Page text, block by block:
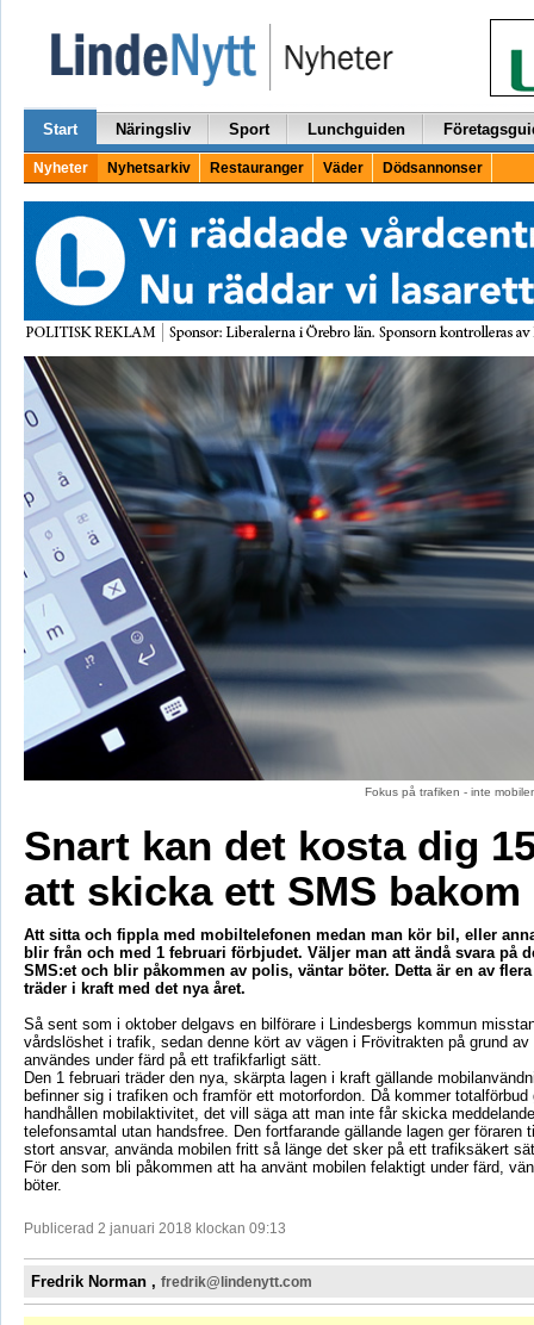
Start Näringsliv Sport Lunchguiden
Nyheter Nyhetsarkiv Restauranger Väder Dödsannonser
Fokus på trafiken - inte
Snart kan det kosta dig
att skicka ett SMS bakom
Att sitta och fippla med mobiltelefonen medan man kör bil, eller
blir från och med 1 februari förbjudet. Väljer man att ändå svara på
SMS:et och blir påkommen av polis, väntar böter. Detta är en av
träder i kraft med det nya året.
Så sent som i oktober delgavs en bilförare i Lindesbergs kommun
vårdslöshet i trafik, sedan denne kört av vägen i Frövitrakten på grund
användes under färd på ett trafikfarligt sätt.
Den 1 februari träder den nya, skärpta lagen i kraft gällande
befinner sig i trafiken och framför ett motorfordon. Då kommer totalförbud
handhållen mobilaktivitet, det vill säga att man inte får skicka
telefonsamtal utan handsfree. Den fortfarande gällande lagen ger föraren
stort ansvar, använda mobilen fritt så länge det sker på ett trafiksäkert
För den som bli påkommen att ha använt mobilen felaktigt under färd,
böter.
Publicerad 2 januari 2018 klockan 09:13
Fredrik Norman , fredrik@lindenytt.com